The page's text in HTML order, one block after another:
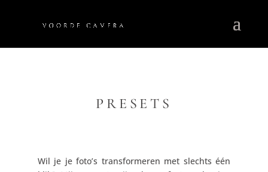
PRESETS
Wil je je foto’s transformeren met slechts één